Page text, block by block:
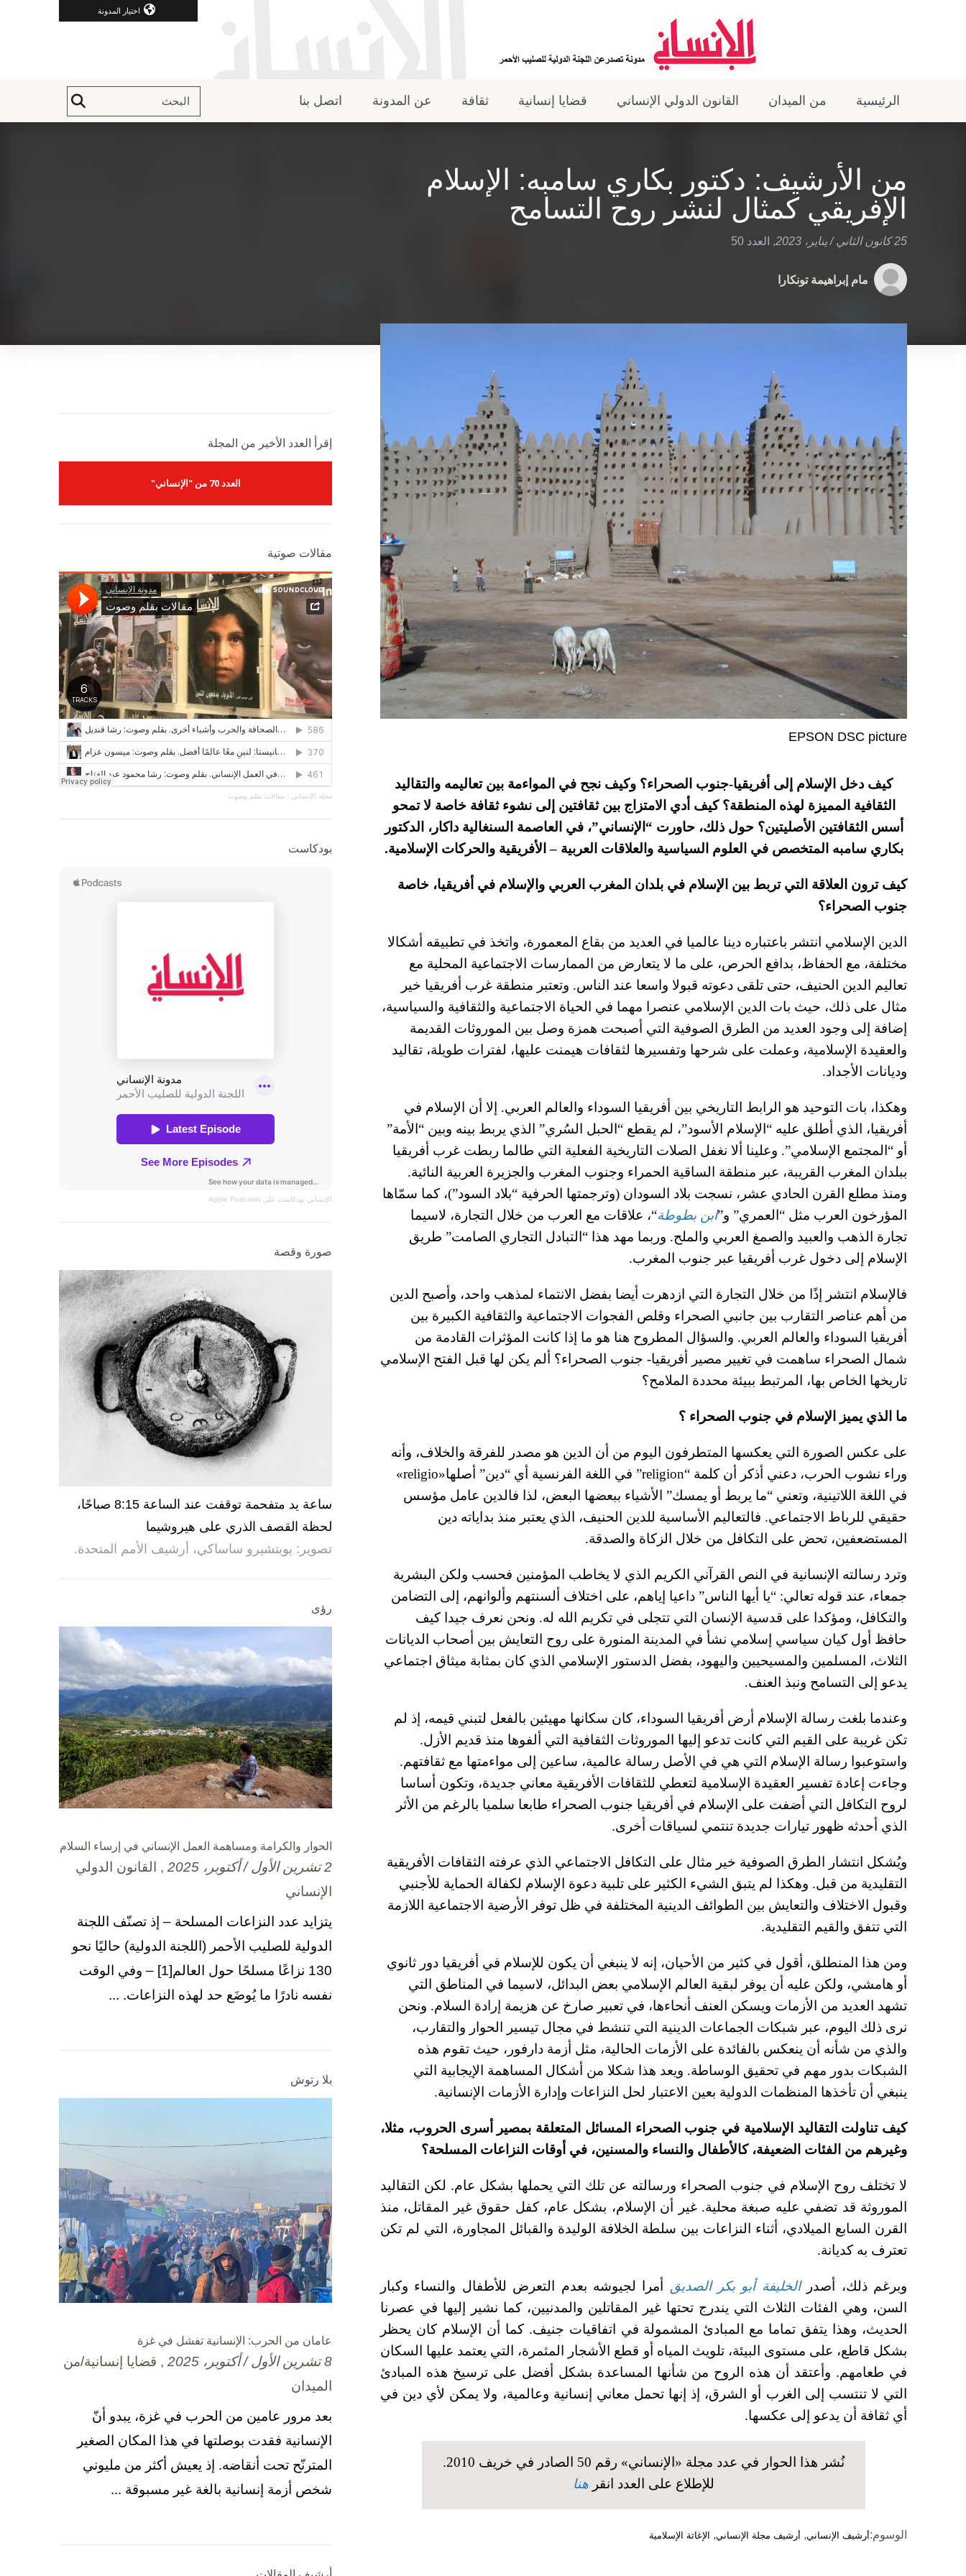
اختيار المدونة
الرئيسية من الميدان القانون الدولي الإنساني قضايا إنسانية ثقافة عن المدونة اتصل بنا
من الأرشيف: دكتور بكاري سامبه: الإسلام
الإفريقي كمثال لنشر روح التسامح
25 كانون الثاني / يناير، 2023 , العدد 50
مام إبراهيمة تونكارا
EPSON DSC picture
كيف دخل الإسلام إلى أفريقيا-جنوب الصحراء؟ وكيف نجح في المواءمة بين تعاليمه والتقاليد
الثقافية المميزة لهذه المنطقة؟ كيف أدي الامتزاج بين ثقافتين إلى نشوء ثقافة خاصة لا تمحو
أسس الثقافتين الأصليتين؟ حول ذلك، حاورت “الإنساني”، في العاصمة السنغالية داكار، الدكتور
بكاري سامبه المتخصص في العلوم السياسية والعلاقات العربية – الأفريقية والحركات الإسلامية.
كيف ترون العلاقة التي تربط بين الإسلام في بلدان المغرب العربي والإسلام في أفريقيا، خاصة
جنوب الصحراء؟
الدين الإسلامي انتشر باعتباره دينا عالميا في العديد من بقاع المعمورة، واتخذ في تطبيقه أشكالا
مختلفة، مع الحفاظ، بدافع الحرص، على ما لا يتعارض من الممارسات الاجتماعية المحلية مع
تعاليم الدين الحنيف، حتى تلقى دعوته قبولا واسعا عند الناس. وتعتبر منطقة غرب أفريقيا خير
مثال على ذلك، حيث بات الدين الإسلامي عنصرا مهما في الحياة الاجتماعية والثقافية والسياسية،
إضافة إلى وجود العديد من الطرق الصوفية التي أصبحت همزة وصل بين الموروثات القديمة
والعقيدة الإسلامية، وعملت على شرحها وتفسيرها لثقافات هيمنت عليها، لفترات طويلة، تقاليد
وديانات الأجداد.
وهكذا، بات التوحيد هو الرابط التاريخي بين أفريقيا السوداء والعالم العربي. إلا أن الإسلام في
أفريقيا، الذي أطلق عليه “الإسلام الأسود”، لم يقطع “الحبل السُري” الذي يربط بينه وبين “الأمة”
أو “المجتمع الإسلامي”. وعلينا ألا نغفل الصلات التاريخية الفعلية التي طالما ربطت غرب أفريقيا
ببلدان المغرب القريبة، عبر منطقة الساقية الحمراء وجنوب المغرب والجزيرة العربية النائية.
ومنذ مطلع القرن الحادي عشر، نسجت بلاد السودان (وترجمتها الحرفية “بلاد السود”)، كما سمّاها
المؤرخون العرب مثل “العمري” و”ابن بطوطة“، علاقات مع العرب من خلال التجارة، لاسيما
تجارة الذهب والعبيد والصمغ العربي والملح. وربما مهد هذا “التبادل التجاري الصامت” طريق
الإسلام إلى دخول غرب أفريقيا عبر جنوب المغرب.
فالإسلام انتشر إذًا من خلال التجارة التي ازدهرت أيضا بفضل الانتماء لمذهب واحد، وأصبح الدين
من أهم عناصر التقارب بين جانبي الصحراء وقلص الفجوات الاجتماعية والثقافية الكبيرة بين
أفريقيا السوداء والعالم العربي. والسؤال المطروح هنا هو ما إذا كانت المؤثرات القادمة من
شمال الصحراء ساهمت في تغيير مصير أفريقيا- جنوب الصحراء؟ ألم يكن لها قبل الفتح الإسلامي
تاريخها الخاص بها، المرتبط ببيئة محددة الملامح؟
ما الذي يميز الإسلام في جنوب الصحراء ؟
على عكس الصورة التي يعكسها المتطرفون اليوم من أن الدين هو مصدر للفرقة والخلاف، وأنه
وراء نشوب الحرب، دعني أذكر أن كلمة “religion” في اللغة الفرنسية أي “دين” أصلها«religio»
في اللغة اللاتينية، وتعني “ما يربط أو يمسك” الأشياء ببعضها البعض، لذا فالدين عامل مؤسس
حقيقي للرباط الاجتماعي. فالتعاليم الأساسية للدين الحنيف، الذي يعتبر منذ بداياته دين
المستضعفين، تحض على التكافل من خلال الزكاة والصدقة.
وترد رسالته الإنسانية في النص القرآني الكريم الذي لا يخاطب المؤمنين فحسب ولكن البشرية
جمعاء، عند قوله تعالي: “يا أيها الناس” داعيا إياهم، على اختلاف ألسنتهم وألوانهم، إلى التضامن
والتكافل، ومؤكدا على قدسية الإنسان التي تتجلى في تكريم الله له. ونحن نعرف جيدا كيف
حافظ أول كيان سياسي إسلامي نشأ في المدينة المنورة على روح التعايش بين أصحاب الديانات
الثلاث، المسلمين والمسيحيين واليهود، بفضل الدستور الإسلامي الذي كان بمثابة ميثاق اجتماعي
يدعو إلى التسامح ونبذ العنف.
وعندما بلغت رسالة الإسلام أرض أفريقيا السوداء، كان سكانها مهيئين بالفعل لتبني قيمه، إذ لم
تكن غريبة على القيم التي كانت تدعو إليها الموروثات الثقافية التي ألفوها منذ قديم الأزل.
واستوعبوا رسالة الإسلام التي هي في الأصل رسالة عالمية، ساعين إلى مواءمتها مع ثقافتهم.
وجاءت إعادة تفسير العقيدة الإسلامية لتعطي للثقافات الأفريقية معاني جديدة، وتكون أساسا
لروح التكافل التي أضفت على الإسلام في أفريقيا جنوب الصحراء طابعا سلميا بالرغم من الأثر
الذي أحدثه ظهور تيارات جديدة تنتمي لسياقات أخرى.
ويُشكل انتشار الطرق الصوفية خير مثال على التكافل الاجتماعي الذي عرفته الثقافات الأفريقية
التقليدية من قبل. وهكذا لم يتبق الشيء الكثير على تلبية دعوة الإسلام لكفالة الحماية للأجنبي
وقبول الاختلاف والتعايش بين الطوائف الدينية المختلفة في ظل توفر الأرضية الاجتماعية اللازمة
التي تتفق والقيم التقليدية.
ومن هذا المنطلق، أقول في كثير من الأحيان، إنه لا ينبغي أن يكون للإسلام في أفريقيا دور ثانوي
أو هامشي، ولكن عليه أن يوفر لبقية العالم الإسلامي بعض البدائل، لاسيما في المناطق التي
تشهد العديد من الأزمات ويسكن العنف أنحاءها، في تعبير صارخ عن هزيمة إرادة السلام. ونحن
نرى ذلك اليوم، عبر شبكات الجماعات الدينية التي تنشط في مجال تيسير الحوار والتقارب،
والذي من شأنه أن ينعكس بالفائدة على الأزمات الحالية، مثل أزمة دارفور، حيث تقوم هذه
الشبكات بدور مهم في تحقيق الوساطة. ويعد هذا شكلا من أشكال المساهمة الإيجابية التي
ينبغي أن تأخذها المنظمات الدولية بعين الاعتبار لحل النزاعات وإدارة الأزمات الإنسانية.
كيف تناولت التقاليد الإسلامية في جنوب الصحراء المسائل المتعلقة بمصير أسرى الحروب، مثلا،
وغيرهم من الفئات الضعيفة، كالأطفال والنساء والمسنين، في أوقات النزاعات المسلحة؟
لا تختلف روح الإسلام في جنوب الصحراء ورسالته عن تلك التي يحملها بشكل عام. لكن التقاليد
الموروثة قد تضفي عليه صبغة محلية. غير أن الإسلام، بشكل عام، كفل حقوق غير المقاتل، منذ
القرن السابع الميلادي، أثناء النزاعات بين سلطة الخلافة الوليدة والقبائل المجاورة، التي لم تكن
تعترف به كديانة.
وبرغم ذلك، أصدرالخليفة أبو بكر الصديق أمرا لجيوشه بعدم التعرض للأطفال والنساء وكبار
السن، وهي الفئات الثلاث التي يندرج تحتها غير المقاتلين والمدنيين، كما نشير إليها في عصرنا
الحديث، وهذا يتفق تماما مع المبادئ المشمولة في اتفاقيات جنيف. كما أن الإسلام كان يحظر
بشكل قاطع، على مستوى البيئة، تلويث المياه أو قطع الأشجار المثمرة، التي يعتمد عليها السكان
في طعامهم. وأعتقد أن هذه الروح من شأنها المساعدة بشكل أفضل على ترسيخ هذه المبادئ
التي لا تنتسب إلى الغرب أو الشرق، إذ إنها تحمل معاني إنسانية وعالمية، ولا يمكن لأي دين في
أي ثقافة أن يدعو إلى عكسها.
نُشر هذا الحوار في عدد مجلة «الإنساني» رقم 50 الصادر في خريف 2010.
للإطلاع على العدد انقر هنا
الوسوم:أرشيف الإنساني, أرشيف مجلة الإنساني, الإغاثة الإسلامية
إقرأ العدد الأخير من المجلة
العدد 70 من "الإنساني"
مقالات صوتية
مجلة الإنساني · مقالات بقلم وصوت
بودكاست
الإنساني بودكاست على Apple Podcasts
صورة وقصة
ساعة يد متفحمة توقفت عند الساعة 8:15 صباحًا،
لحظة القصف الذري على هيروشيما
تصوير: يويتشيرو ساساكي، أرشيف الأمم المتحدة.
رؤى
الحوار والكرامة ومساهمة العمل الإنساني في إرساء السلام
2 تشرين الأول / أكتوبر، 2025
, القانون الدولي
الإنساني
يتزايد عدد النزاعات المسلحة – إذ تصنّف اللجنة
الدولية للصليب الأحمر (اللجنة الدولية) حاليًا نحو
130 نزاعًا مسلحًا حول العالم[1] – وفي الوقت
نفسه نادرًا ما يُوضَع حد لهذه النزاعات. ...
بلا رتوش
عامان من الحرب: الإنسانية تفشل في غزة
8 تشرين الأول / أكتوبر، 2025
, قضايا إنسانية/من
الميدان
بعد مرور عامين من الحرب في غزة، يبدو أنّ
الإنسانية فقدت بوصلتها في هذا المكان الصغير
المترنّح تحت أنقاضه. إذ يعيش أكثر من مليوني
شخص أزمة إنسانية بالغة غير مسبوقة ...